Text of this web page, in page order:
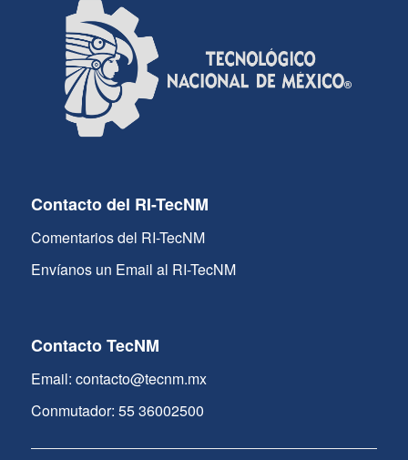
Contacto del RI-TecNM
Comentarios del RI-TecNM
Envíanos un Email al RI-TecNM
Contacto TecNM
Email: contacto@tecnm.mx
Conmutador: 55 36002500